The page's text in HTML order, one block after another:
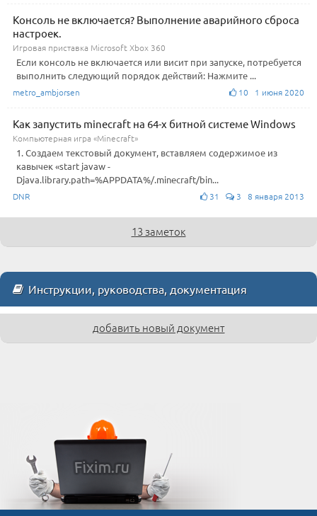
Консоль не включается? Выполнение аварийного сброса
настроек.
Игровая приставка Microsoft Xbox 360
Если консоль не включается или висит при запуске, потребуется
выполнить следующий порядок действий: Нажмите ...
metro_ambjorsen 10 1 июня 2020
Как запустить minecraft на 64-х битной системе Windows
Компьютерная игра «Minecraft»
1. Создаем текстовый документ, вставляем содержимое из
кавычек «start javaw -
Djava.library.path=%APPDATA%/.minecraft/bin...
DNR 31 3 8 января 2013
13 заметок
Инструкции, руководства, документация
добавить новый документ